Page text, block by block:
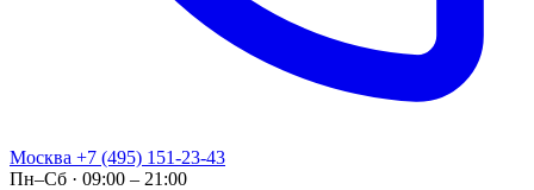
Москва +7 (495) 151-23-43
Пн–Сб · 09:00 – 21:00